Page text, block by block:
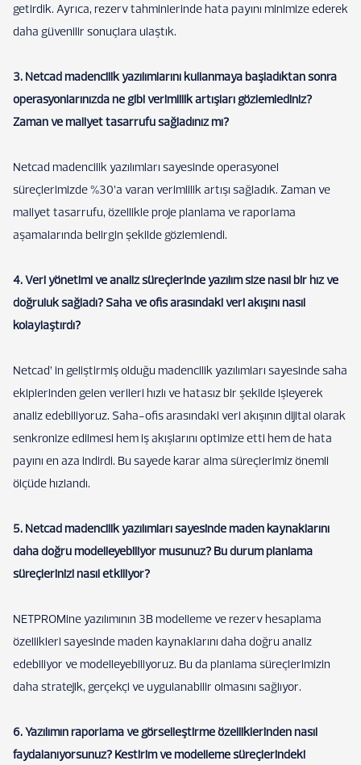
getirdik. Ayrıca, rezerv tahminlerinde hata payını minimize ederek
daha güvenilir sonuçlara ulaştık.
3. Netcad madencilik yazılımlarını kullanmaya başladıktan sonra
operasyonlarınızda ne gibi verimlilik artışları gözlemlediniz?
Zaman ve maliyet tasarrufu sağladınız mı?
Netcad madencilik yazılımları sayesinde operasyonel
süreçlerimizde %30’a varan verimlilik artışı sağladık. Zaman ve
maliyet tasarrufu, özellikle proje planlama ve raporlama
aşamalarında belirgin şekilde gözlemlendi.
4. Veri yönetimi ve analiz süreçlerinde yazılım size nasıl bir hız ve
doğruluk sağladı? Saha ve ofis arasındaki veri akışını nasıl
kolaylaştırdı?
Netcad’ in geliştirmiş olduğu madencilik yazılımları sayesinde saha
ekiplerinden gelen verileri hızlı ve hatasız bir şekilde işleyerek
analiz edebiliyoruz. Saha-ofis arasındaki veri akışının dijital olarak
senkronize edilmesi hem iş akışlarını optimize etti hem de hata
payını en aza indirdi. Bu sayede karar alma süreçlerimiz önemli
ölçüde hızlandı.
5. Netcad madencilik yazılımları sayesinde maden kaynaklarını
daha doğru modelleyebiliyor musunuz? Bu durum planlama
süreçlerinizi nasıl etkiliyor?
NETPROMine yazılımının 3B modelleme ve rezerv hesaplama
özellikleri sayesinde maden kaynaklarını daha doğru analiz
edebiliyor ve modelleyebiliyoruz. Bu da planlama süreçlerimizin
daha stratejik, gerçekçi ve uygulanabilir olmasını sağlıyor.
6. Yazılımın raporlama ve görselleştirme özelliklerinden nasıl
faydalanıyorsunuz? Kestirim ve modelleme süreçlerindeki